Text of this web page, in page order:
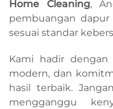
Home Cleaning,
pembuangan
sesuai standar
Kami hadir dengan
modern, dan
hasil terbaik.
mengganggu